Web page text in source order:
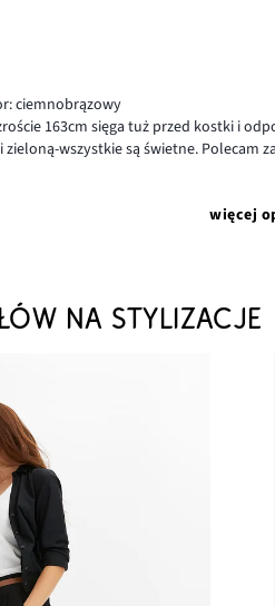
ciemnobrązowy
163cm sięga tuż przed kostki i
wszystkie są świetne. Polecam
więcej
NA STYLIZACJE